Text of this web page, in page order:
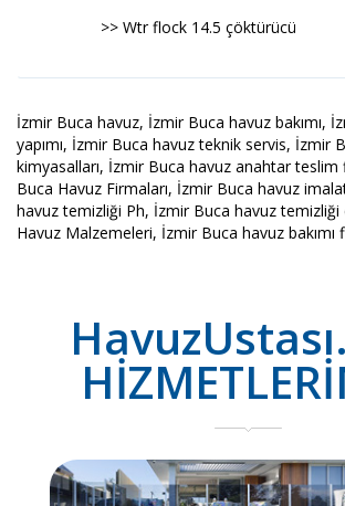
>> Wtr flock 14.5 çöktürücü
İzmir Buca havuz, İzmir Buca havuz bakımı,
yapımı, İzmir Buca havuz teknik servis, İzmir
kimyasalları, İzmir Buca havuz anahtar teslim
Buca Havuz Firmaları, İzmir Buca havuz
havuz temizliği Ph, İzmir Buca havuz
Havuz Malzemeleri, İzmir Buca havuz bakımı